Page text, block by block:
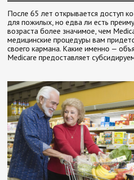
После 65 лет открывается доступ
для пожилых, но едва ли есть
возраста более значимое, чем
медицинские процедуры вам
своего кармана. Какие именно —
Medicare предоставляет